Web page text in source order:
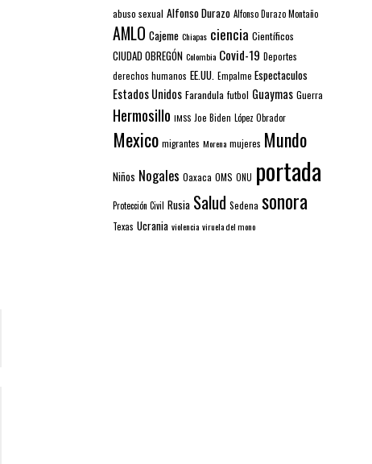
abuso sexual Alfonso Durazo Alfonso Durazo Montaño
AMLO Cajeme Chiapas ciencia Científicos
CIUDAD OBREGÓN Colombia Covid-19 Deportes
derechos humanos EE.UU. Empalme Espectaculos
Estados Unidos Farandula futbol Guaymas Guerra
Hermosillo IMSS Joe Biden López Obrador
Mexico migrantes Morena mujeres Mundo
Niños Nogales Oaxaca OMS ONU portada
Protección Civil Rusia Salud Sedena sonora
Texas Ucrania violencia viruela del mono